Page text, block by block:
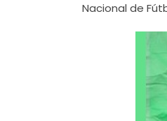
Nacional de